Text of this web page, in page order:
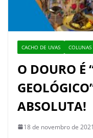
CACHO DE UVAS COLUNAS
O DOURO É
ABSOLUTA!
18 de novembro de 2021